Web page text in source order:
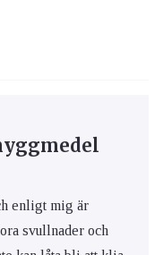
enligt mig är
svullnader och